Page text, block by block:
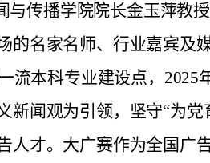
与传播学院院长金玉萍教
的名家名师、行业嘉宾及
流本科专业建设点，2025
新闻观为引领，坚守“为
人才。大广赛作为全国广